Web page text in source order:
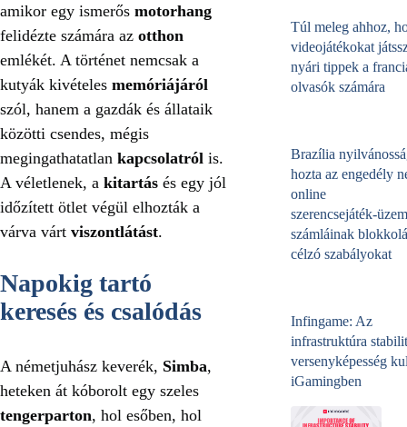
amikor egy ismerős motorhang
felidézte számára az otthon
emlékét. A történet nemcsak a
kutyák kivételes memóriájáról
szól, hanem a gazdák és állataik
közötti csendes, mégis
megingathatatlan kapcsolatról is.
A véletlenek, a kitartás és egy jól
időzített ötlet végül elhozták a
várva várt viszontlátást.
Napokig tartó
keresés és csalódás
A németjuhász keverék, Simba,
heteken át kóborolt egy szeles
tengerparton, hol esőben, hol
Túl meleg ahhoz,
videojátékokat
nyári tippek a
olvasók számára
Brazília
hozta az engedély
online
számláinak
célzó szabályokat
Infingame: Az
infrastruktúra
versenyképesség
iGamingben